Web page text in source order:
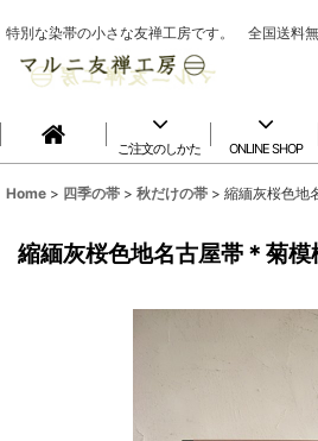
特別な染帯の小さな友禅工房です。 全国送料無
ご注文のしかた ONLINE SHOP
Home > 四季の帯 > 秋だけの帯 > 縮緬灰桜色地
縮緬灰桜色地名古屋帯＊菊模